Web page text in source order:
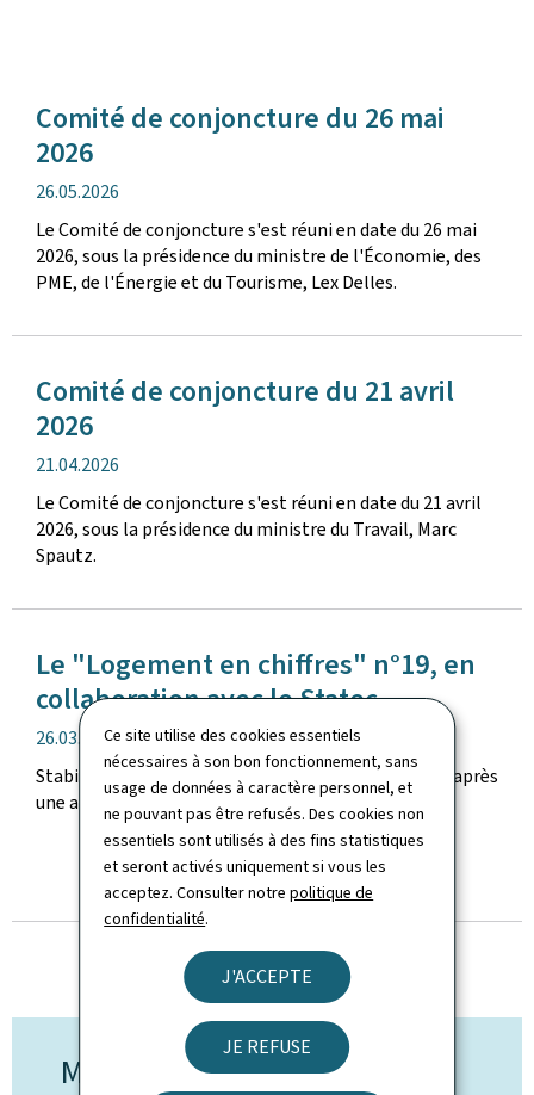
Ce site utilise des cookies essentiels
nécessaires à son bon fonctionnement, sans
usage de données à caractère personnel, et
ne pouvant pas être refusés. Des cookies non
essentiels sont utilisés à des fins statistiques
et seront activés uniquement si vous les
acceptez. Consulter notrepolitique de
confidentialité.
J'ACCEPTE
JE REFUSE
Comité de conjoncture du 26 mai
2026
date
de
publication
26.05.2026
Le Comité de conjoncture s'est réuni en date du 26 mai
2026, sous la présidence du ministre de l'Économie, des
PME, de l'Énergie et du Tourisme, Lex Delles.
Comité de conjoncture du 21 avril
2026
date
de
publication
21.04.2026
Le Comité de conjoncture s'est réuni en date du 21 avril
2026, sous la présidence du ministre du Travail, Marc
Spautz.
Le "Logement en chiffres" n°19, en
collaboration avec le Statec
date
de
publication
26.03.2026
Stabilisation des prix et normalisation de l'activité après
une année 2025 marquée par de fortes fluctuations.
TOUTES LES ACTUALITÉS
Ministère de tutelle